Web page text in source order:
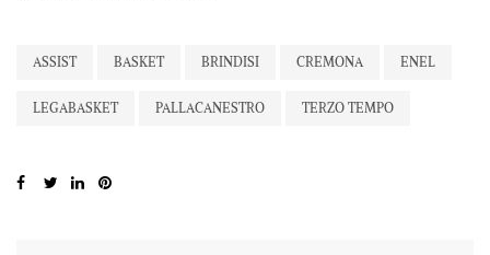
ASSIST BASKET BRINDISI CREMONA ENEL
LEGABASKET PALLACANESTRO TERZO TEMPO